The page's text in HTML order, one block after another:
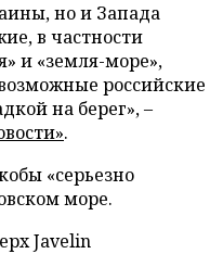
но и Запада
в частности
и «земля-море»,
российские
на берег», –
.
«серьезно
море.
Javelin